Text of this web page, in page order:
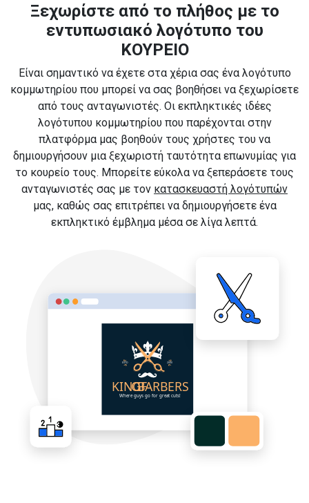
Ξεχωρίστε από το πλήθος με το
εντυπωσιακό λογότυπο του
ΚΟΥΡΕΙΟ
Είναι σημαντικό να έχετε στα χέρια σας ένα λογότυπο
κομμωτηρίου που μπορεί να σας βοηθήσει να ξεχωρίσετε
από τους ανταγωνιστές. Οι εκπληκτικές ιδέες
λογότυπου κομμωτηρίου που παρέχονται στην
πλατφόρμα μας βοηθούν τους χρήστες του να
δημιουργήσουν μια ξεχωριστή ταυτότητα επωνυμίας για
το κουρείο τους. Μπορείτε εύκολα να ξεπεράσετε τους
ανταγωνιστές σας με τον κατασκευαστή λογότυπών
μας, καθώς σας επιτρέπει να δημιουργήσετε ένα
εκπληκτικό έμβλημα μέσα σε λίγα λεπτά.